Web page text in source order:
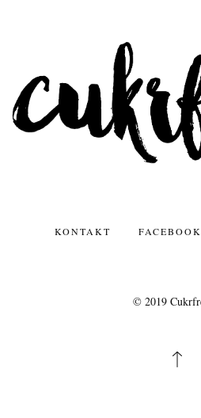
KONTAKT FACEBOOK
© 2019